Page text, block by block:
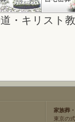
・キリスト
家族葬
東京の